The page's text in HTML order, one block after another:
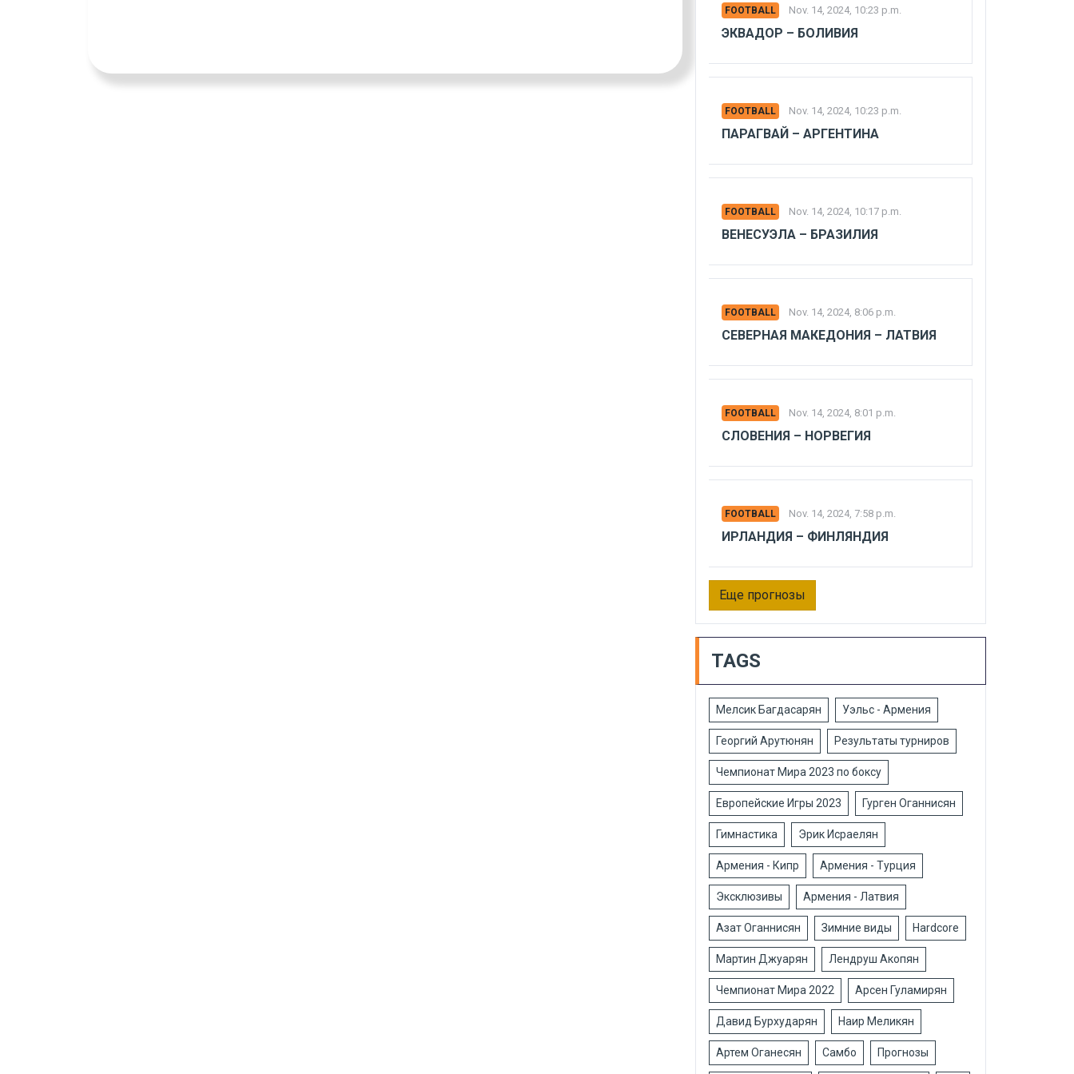
FOOTBALL Nov. 14, 2024, 10:23 p.m.
ЭКВАДОР – БОЛИВИЯ
FOOTBALL Nov. 14, 2024, 10:23 p.m.
ПАРАГВАЙ – АРГЕНТИНА
FOOTBALL Nov. 14, 2024, 10:17 p.m.
ВЕНЕСУЭЛА – БРАЗИЛИЯ
FOOTBALL Nov. 14, 2024, 8:06 p.m.
СЕВЕРНАЯ МАКЕДОНИЯ – ЛАТВИЯ
FOOTBALL Nov. 14, 2024, 8:01 p.m.
СЛОВЕНИЯ – НОРВЕГИЯ
FOOTBALL Nov. 14, 2024, 7:58 p.m.
ИРЛАНДИЯ – ФИНЛЯНДИЯ
Еще прогнозы
TAGS
Мелсик Багдасарян Уэльс - Армения
Георгий Арутюнян Результаты турниров
Чемпионат Мира 2023 по боксу
Европейские Игры 2023 Гурген Оганнисян
Гимнастика Эрик Исраелян
Армения - Кипр Армения - Турция
Эксклюзивы Армения - Латвия
Азат Оганнисян Зимние виды Hardcore
Мартин Джуарян Лендруш Акопян
Чемпионат Мира 2022 Арсен Гуламирян
Давид Бурхударян Наир Меликян
Артем Оганесян Самбо Прогнозы